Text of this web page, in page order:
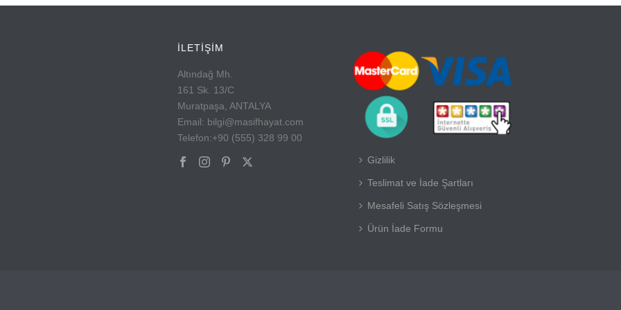
İLETİŞİM
Altındağ Mh.
161 Sk. 13/C
Muratpaşa, ANTALYA
Email: bilgi@masifhayat.com
Telefon:+90 (555) 328 99 00
Gizlilik
Teslimat ve İade Şartları
Mesafeli Satış Sözleşmesi
Ürün İade Formu